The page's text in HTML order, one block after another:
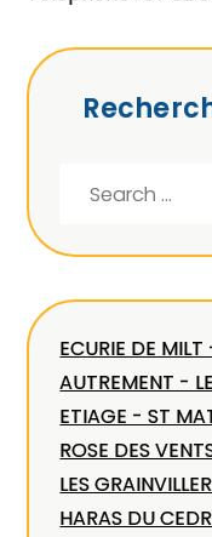
ECURIE DE
AUTREMENT -
ETIAGE - ST
ROSE DES
LES
HARAS DU